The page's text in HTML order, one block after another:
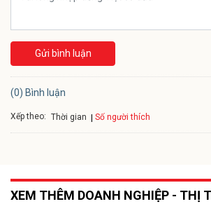
Gửi bình luận
(0) Bình luận
Xếp theo: Thời gian Số người thích
XEM THÊM DOANH NGHIỆP - THỊ